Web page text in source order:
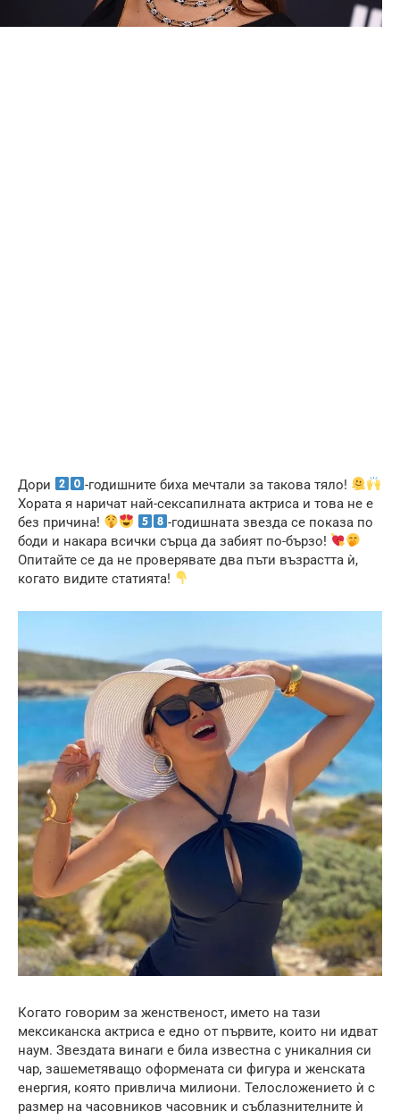
Дори
-годишните биха мечтали за такова тяло!
Хората я наричат най-сексапилната актриса и това не е
без причина!
-годишната звезда се показа по
боди и накара всички сърца да забият по-бързо!
Опитайте се да не проверявате два пъти възрастта ѝ,
когато видите статията!
Когато говорим за женственост, името на тази
мексиканска актриса е едно от първите, които ни идват
наум. Звездата винаги е била известна с уникалния си
чар, зашеметяващо оформената си фигура и женската
енергия, която привлича милиони. Телосложението ѝ с
размер на часовников часовник и съблазнителните ѝ